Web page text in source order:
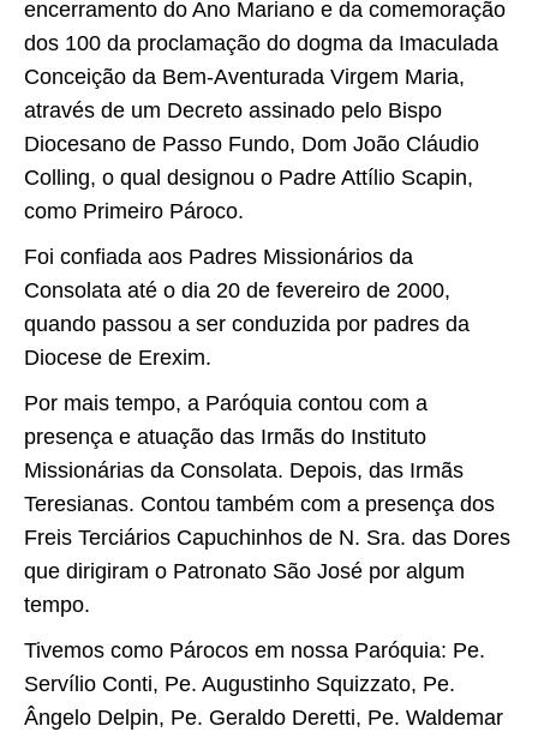
encerramento do Ano Mariano e da comemoração
dos 100 da proclamação do dogma da Imaculada
Conceição da Bem-Aventurada Virgem Maria,
através de um Decreto assinado pelo Bispo
Diocesano de Passo Fundo, Dom João Cláudio
Colling, o qual designou o Padre Attílio Scapin,
como Primeiro Pároco.
Foi confiada aos Padres Missionários da
Consolata até o dia 20 de fevereiro de 2000,
quando passou a ser conduzida por padres da
Diocese de Erexim.
Por mais tempo, a Paróquia contou com a
presença e atuação das Irmãs do Instituto
Missionárias da Consolata. Depois, das Irmãs
Teresianas. Contou também com a presença dos
Freis Terciários Capuchinhos de N. Sra. das Dores
que dirigiram o Patronato São José por algum
tempo.
Tivemos como Párocos em nossa Paróquia: Pe.
Servílio Conti, Pe. Augustinho Squizzato, Pe.
Ângelo Delpin, Pe. Geraldo Deretti, Pe. Waldemar